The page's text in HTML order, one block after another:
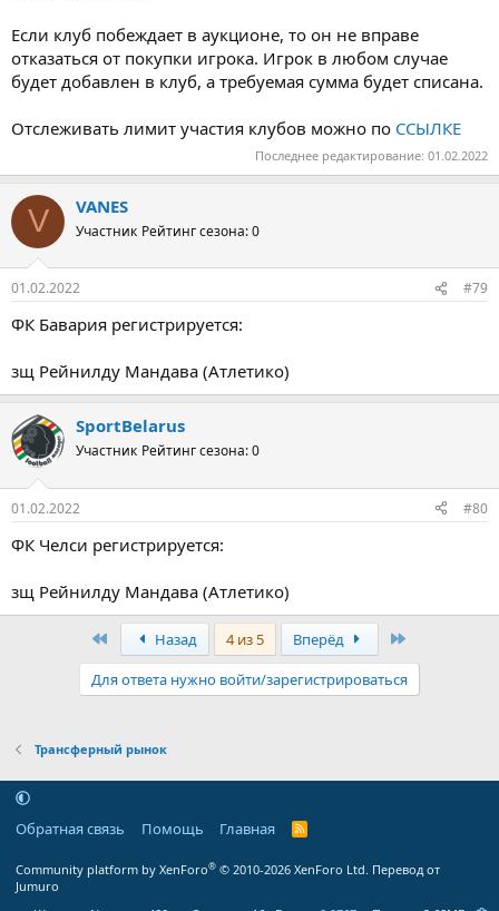
Если клуб побеждает в аукционе, то он не вправе
отказаться от покупки игрока. Игрок в любом случае
будет добавлен в клуб, а требуемая сумма будет списана.
Отслеживать лимит участия клубов можно по ССЫЛКЕ
Последнее редактирование: 01.02.2022
V VANES
Участник Рейтинг сезона: 0
01.02.2022 #79
ФК Бавария регистрируется:
зщ Рейнилду Мандава (Атлетико)
SportBelarus
Участник Рейтинг сезона: 0
01.02.2022 #80
ФК Челси регистрируется:
зщ Рейнилду Мандава (Атлетико)
ПервыйНазад 4 из 5 Вперёд
Для ответа нужно войти/зарегистрироваться
Трансферный рынок
Обратная связь Помощь Главная
R
Community platform by XenForo® © 2010-2026 XenForo Ltd. Перевод от
Jumuro